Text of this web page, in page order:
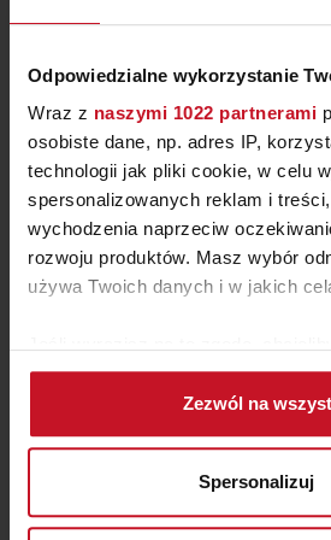
Odpowiedzialne wykorzystanie
Wraz z naszymi 1022 partnerami
osobiste dane, np. adres IP,
technologii jak pliki cookie, w celu
spersonalizowanych reklam i
wychodzenia naprzeciw
rozwoju produktów. Masz wybór
używa Twoich danych i w jakich
Gromadzić dane dotyczące
geograficznej z dokładnością
Identyfikować Twoje
(fingerprinting, czyli wirtualny
Dowiedz się więcej odnośnie tego,
Zezwól na
Spersonalizuj
789 ZŁ